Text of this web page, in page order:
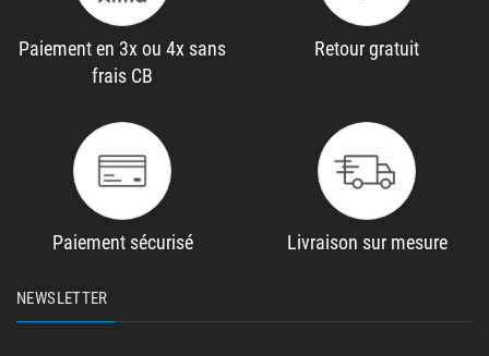
Paiement en 3x ou 4x sans
frais CB
Retour gratuit
Paiement sécurisé Livraison sur mesure
NEWSLETTER